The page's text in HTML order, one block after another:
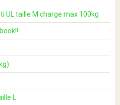
UL taille M charge max 100kg
L